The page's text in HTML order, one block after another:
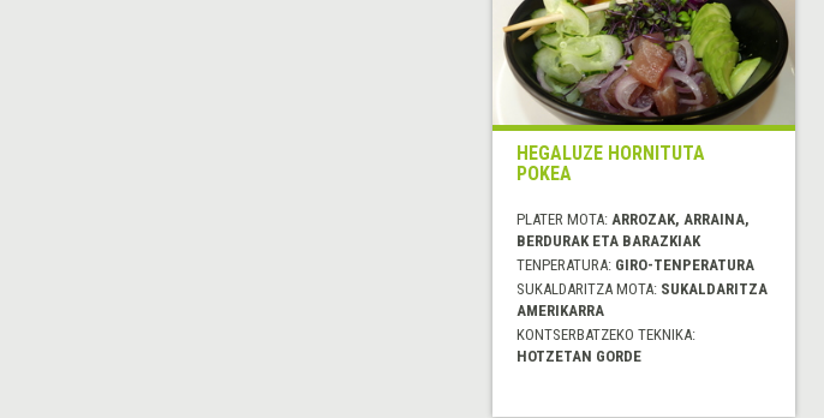
HEGALUZE HORNITUTA
POKEA
PLATER MOTA: ARROZAK, ARRAINA,
BERDURAK ETA BARAZKIAK
TENPERATURA: GIRO-TENPERATURA
SUKALDARITZA MOTA: SUKALDARITZA
AMERIKARRA
KONTSERBATZEKO TEKNIKA:
HOTZETAN GORDE